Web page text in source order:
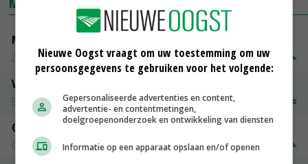
Magere melkpoeder
Zuivel NL
€ 269,00 € 7,00
Vleeskuikens 2001-2600 gr
Barneveld
€ 1,09
Gerst
Groningen
€ 197,00 € 2,00
Nieuwe Oogst vraagt om uw toestemming om uw
persoonsgegevens te gebruiken voor het volgende:
Gepersonaliseerde advertenties en content,
advertentie- en contentmetingen,
doelgroepenonderzoek en ontwikkeling van diensten
Informatie op een apparaat opslaan en/of openen